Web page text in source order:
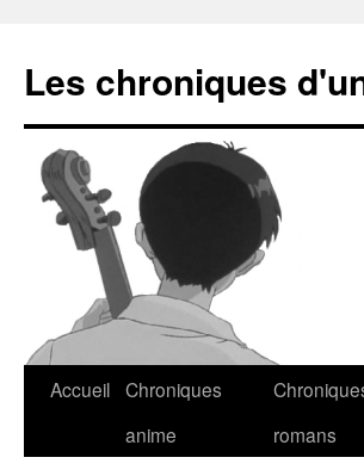
Les chroniques
Accueil Chroniques
anime
romans